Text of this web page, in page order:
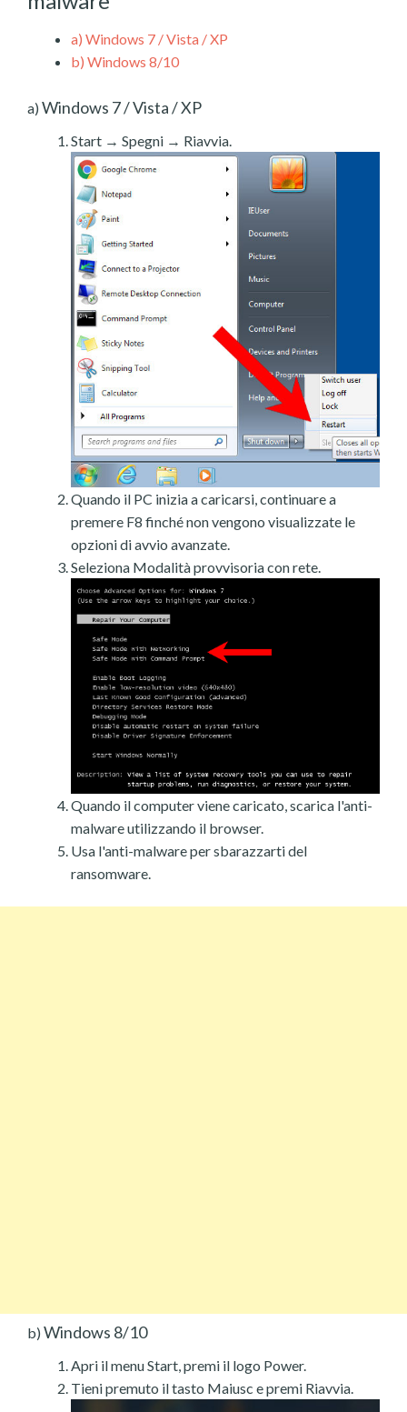
a) Windows 7 / Vista / XP
b) Windows 8/10
a) Windows 7 / Vista / XP
Start → Spegni → Riavvia.
Quando il PC inizia a caricarsi, continuare a
premere F8 finché non vengono visualizzate le
opzioni di avvio avanzate.
Seleziona Modalità provvisoria con rete.
Quando il computer viene caricato, scarica l'anti-
malware utilizzando il browser.
Usa l'anti-malware per sbarazzarti del
ransomware.
b) Windows 8/10
Apri il menu Start, premi il logo Power.
Tieni premuto il tasto Maiusc e premi Riavvia.